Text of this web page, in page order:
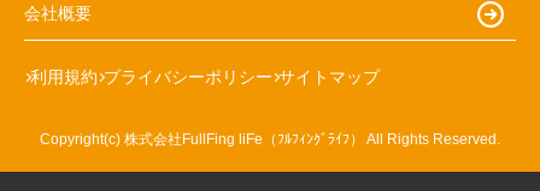
会社概要
利用規約 プライバシーポリシー サイトマップ
Copyright(c) 株式会社FullFing liFe（ﾌﾙﾌｨﾝｸﾞﾗｲﾌ） All Rights Reserved.